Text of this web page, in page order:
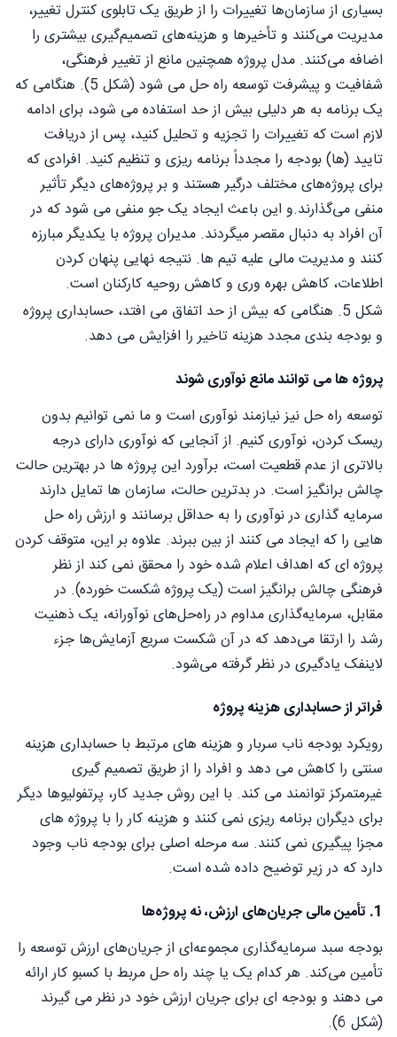
بسیاری از سازمان‌ها تغییرات را از طریق یک تابلوی کنترل تغییر،
مدیریت می‌کنند و تأخیرها و هزینه‌های تصمیم‌گیری بیشتری را
اضافه می‌کنند. مدل پروژه همچنین مانع از تغییر فرهنگی،
شفافیت و پیشرفت توسعه راه حل می شود (شکل 5). هنگامی که
یک برنامه به هر دلیلی بیش از حد استفاده می شود، برای ادامه
لازم است که تغییرات را تجزیه و تحلیل کنید، پس از دریافت
تایید (ها) بودجه را مجدداً برنامه ریزی و تنظیم کنید. افرادی که
برای پروژه‌های مختلف درگیر هستند و بر پروژه‌های دیگر تأثیر
منفی می‌گذارند.و این باعث ایجاد یک جو منفی می شود که در
آن افراد به دنبال مقصر میگردند. مدیران پروژه با یکدیگر مبارزه
کنند و مدیریت مالی علیه تیم ها. نتیجه نهایی پنهان کردن
اطلاعات، کاهش بهره وری و کاهش روحیه کارکنان است.
شکل 5. هنگامی که بیش از حد اتفاق می افتد، حسابداری پروژه
و بودجه بندی مجدد هزینه تاخیر را افزایش می دهد.
پروژه ها می توانند مانع نوآوری شوند
توسعه راه حل نیز نیازمند نوآوری است و ما نمی توانیم بدون
ریسک کردن، نوآوری کنیم. از آنجایی که نوآوری دارای درجه
بالاتری از عدم قطعیت است، برآورد این پروژه ها در بهترین حالت
چالش برانگیز است. در بدترین حالت، سازمان ها تمایل دارند
سرمایه گذاری در نوآوری را به حداقل برسانند و ارزش راه حل
هایی را که ایجاد می کنند از بین ببرند. علاوه بر این، متوقف کردن
پروژه ای که اهداف اعلام شده خود را محقق نمی کند از نظر
فرهنگی چالش برانگیز است (یک پروژه شکست خورده). در
مقابل، سرمایه‌گذاری مداوم در راه‌حل‌های نوآورانه، یک ذهنیت
رشد را ارتقا می‌دهد که در آن شکست سریع آزمایش‌ها جزء
لاینفک یادگیری در نظر گرفته می‌شود.
فراتر از حسابداری هزینه پروژه
رویکرد بودجه ناب سربار و هزینه های مرتبط با حسابداری هزینه
سنتی را کاهش می دهد و افراد را از طریق تصمیم گیری
غیرمتمرکز توانمند می کند. با این روش جدید کار، پرتفولیوها دیگر
برای دیگران برنامه ریزی نمی کنند و هزینه کار را با پروژه های
مجزا پیگیری نمی کنند. سه مرحله اصلی برای بودجه ناب وجود
دارد که در زیر توضیح داده شده است.
1. تأمین مالی جریان‌های ارزش، نه پروژه‌ها
بودجه سبد سرمایه‌گذاری مجموعه‌ای از جریان‌های ارزش توسعه را
تأمین می‌کند. هر کدام یک یا چند راه حل مربط با کسبو کار ارائه
می دهند و بودجه ای برای جریان ارزش خود در نظر می گیرند
(شکل 6).